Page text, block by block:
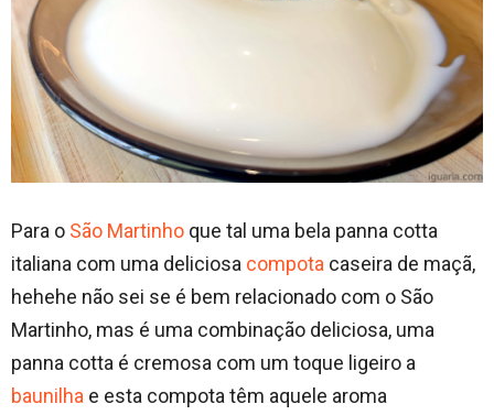
Para o São Martinho que tal uma bela panna cotta
italiana com uma deliciosa compota caseira de maçã,
hehehe não sei se é bem relacionado com o São
Martinho, mas é uma combinação deliciosa, uma
panna cotta é cremosa com um toque ligeiro a
baunilha e esta compota têm aquele aroma